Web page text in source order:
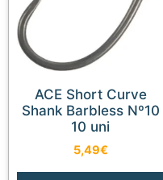
ACE Short Curve
Shank Barbless Nº10
10 uni
5,49€